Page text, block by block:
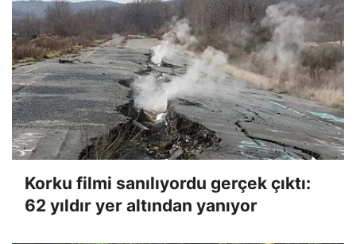
Korku filmi sanılıyordu gerçek çıktı:
62 yıldır yer altından yanıyor